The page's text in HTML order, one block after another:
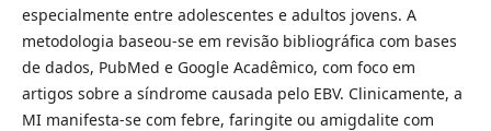
especialmente entre adolescentes e adultos jovens. A
metodologia baseou-se em revisão bibliográfica com bases
de dados, PubMed e Google Acadêmico, com foco em
artigos sobre a síndrome causada pelo EBV. Clinicamente, a
MI manifesta-se com febre, faringite ou amigdalite com